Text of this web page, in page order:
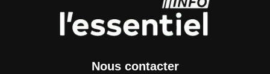
Nous contacter